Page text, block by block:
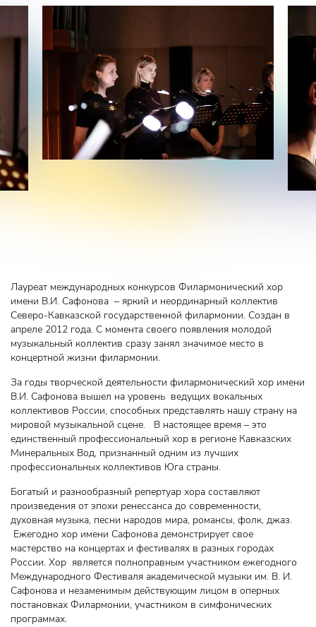
Лауреат международных конкурсов Филармонический хор
имени В.И. Сафонова – яркий и неординарный коллектив
Северо-Кавказской государственной филармонии. Создан в
апреле 2012 года. С момента своего появления молодой
музыкальный коллектив сразу занял значимое место в
концертной жизни филармонии.
За годы творческой деятельности филармонический хор имени
В.И. Сафонова вышел на уровень ведущих вокальных
коллективов России, способных представлять нашу страну на
мировой музыкальной сцене. В настоящее время – это
единственный профессиональный хор в регионе Кавказских
Минеральных Вод, признанный одним из лучших
профессиональных коллективов Юга страны.
Богатый и разнообразный репертуар хора составляют
произведения от эпохи ренессанса до современности,
духовная музыка, песни народов мира, романсы, фолк, джаз.
Ежегодно хор имени Сафонова демонстрирует свое
мастерство на концертах и фестивалях в разных городах
России. Хор является полноправным участником ежегодного
Международного Фестиваля академической музыки им. В. И.
Сафонова и незаменимым действующим лицом в оперных
постановках Филармонии, участником в симфонических
программах.